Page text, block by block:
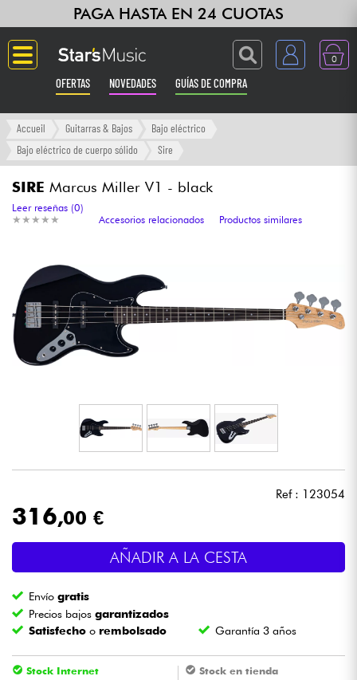
PAGA HASTA EN 24 CUOTAS
0
OFERTAS NOVEDADES GUÍAS DE COMPRA
Langue
Ampli & Efectos
Sintetizadores & samplers
Grabación
Micros
Luces
Vientos
Violines y cuarteto
Accueil Guitarras & Bajos
Bajo eléctrico
Bajo eléctrico de cuerpo sólido
Sire
SIRE Marcus Miller V1 - black
★ ★ ★ ★ ★
★ ★ ★ ★ ★
Leer reseñas (0)
Accesorios relacionados
Productos similares
Ref : 123054
316,00 €
AÑADIR A LA CESTA
Envíogratis
Precios bajosgarantizados
Satisfecho o rembolsado Garantía 3 años
Stock Internet
Stock en tienda